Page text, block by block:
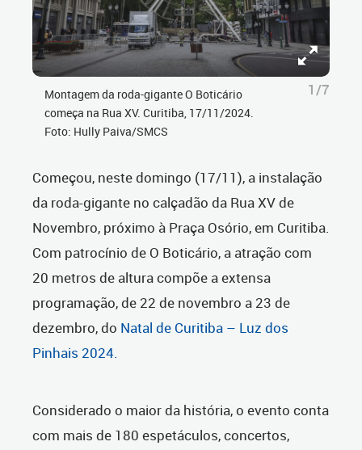
Montagem da roda-gigante O Boticário
começa na Rua XV. Curitiba, 17/11/2024.
Foto: Hully Paiva/SMCS
1/7
Começou, neste domingo (17/11), a instalação
da roda-gigante no calçadão da Rua XV de
Novembro, próximo à Praça Osório, em Curitiba.
Com patrocínio de O Boticário, a atração com
20 metros de altura compõe a extensa
programação, de 22 de novembro a 23 de
dezembro, do Natal de Curitiba – Luz dos
Pinhais 2024.
Considerado o maior da história, o evento conta
com mais de 180 espetáculos, concertos,